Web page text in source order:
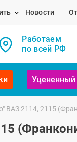
Новости
Работаем
по всей РФ
Уцененный
ВАЗ 2114, 2115